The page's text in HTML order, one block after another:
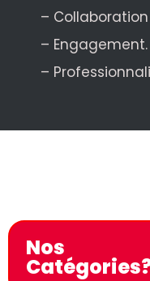
–
– Engagement.
–
Nos